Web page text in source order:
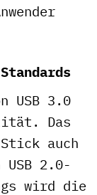
USB 3.0
Das
auch
2.0-
wird die